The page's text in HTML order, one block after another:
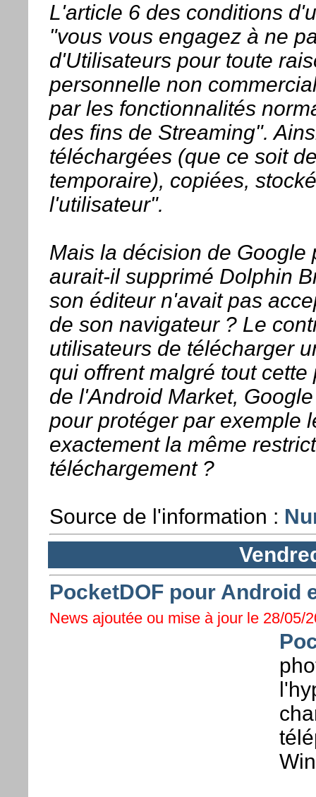
L'article 6 des conditions
"vous vous engagez à ne
d'Utilisateurs pour toute
personnelle non
par les fonctionnalités
des fins de Streaming".
téléchargées (que ce soit
temporaire), copiées,
l'utilisateur".
Mais la décision de
aurait-il supprimé Dolphin
son éditeur n'avait pas
de son navigateur ? Le
utilisateurs de télécharger
qui offrent malgré tout
de l'Android Market,
pour protéger par exemple
exactement la même
téléchargement ?
Source de l'information :
PocketDOF pour Android
News ajoutée ou mise à jour le 28/05/